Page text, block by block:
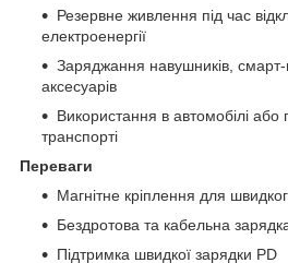
Резервне живлення під час
електроенергії
Заряджання навушників, смарт-
аксесуарів
Використання в автомобілі або
транспорті
Переваги
Магнітне кріплення для
Бездротова та кабельна
Підтримка швидкої зарядки PD